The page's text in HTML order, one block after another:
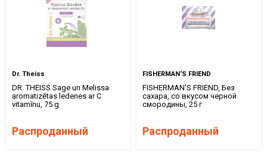
Dr. Theiss
DR. THEISS Sage un Melissa
aromatizētas ledenes ar C
vitamīnu, 75 g
Распроданный
FISHERMAN‘S FRIEND
FISHERMAN'S FRIEND, Без
сахара, со вкусом черной
смородины, 25 г
Распроданный